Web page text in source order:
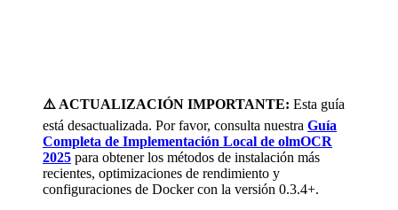
⚠️ ACTUALIZACIÓN IMPORTANTE: Esta guía
está desactualizada. Por favor, consulta nuestra Guía
Completa de Implementación Local de olmOCR
2025 para obtener los métodos de instalación más
recientes, optimizaciones de rendimiento y
configuraciones de Docker con la versión 0.3.4+.